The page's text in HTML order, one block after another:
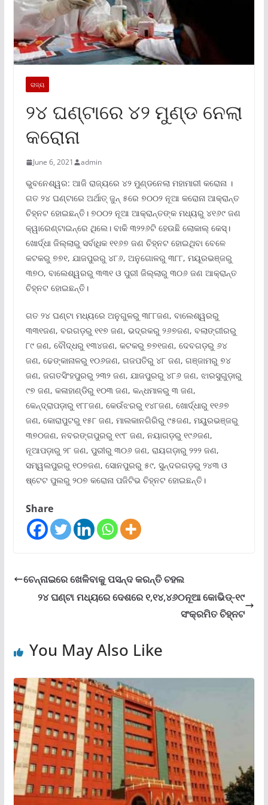
ରାଜ୍ୟ
୨୪ ଘଣ୍ଟାରେ ୪୨ ମୁଣ୍ଡ ନେଲା
କରୋନା
June 6, 2021 admin
ଭୁବନେଶ୍ୱର: ଆଜି ରାଜ୍ୟରେ ୪୨ ମୁଣ୍ଡନେଲା ମହାମାରୀ କରୋନା ।
ଗତ ୨୪ ଘଣ୍ଟାରେ ଅର୍ଥାତ୍ ଜୁନ୍ ୫ରେ ୭୦୦୨ ନୂଆ କରୋନା ଆକ୍ରାନ୍ତ
ଚିହ୍ନଟ ହୋଇଛନ୍ତି। ୭୦୦୨ ନୂଆ ଆକ୍ରାନ୍ତଙ୍କ ମଧ୍ୟରୁ ୪୧୬୯ ଜଣ
କ୍ୱାରେଣ୍ଟାଇନ୍ରେ ଥିଲେ। ବାକି ୩୨୨୬ଟି ହେଉଛି ଲୋକାଲ୍ କେସ୍।
ଖୋର୍ଦ୍ଧା ଜିଲ୍ଲାରୁ ସର୍ବାଧିକ ୧୧୬୭ ଜଣ ଚିହ୍ନଟ ହୋଇଥିବା ବେଳେ
କଟକରୁ ୭୭୧, ଯାଜପୁରରୁ ୪୮୬, ଅନୁଗୋଳରୁ ୩୮୮, ମୟୂରଭଞ୍ଜରୁ
୩୭୦, ବାଲେଶ୍ୱରରୁ ୩୩୧ ଓ ପୁରୀ ଜିଲ୍ଲାରୁ ୩୦୬ ଜଣ ଆକ୍ରାନ୍ତ
ଚିହ୍ନଟ ହୋଇଛନ୍ତି।
ଗତ ୨୪ ଘଣ୍ଟା ମଧ୍ୟରେ ଅନୁଗୁଳରୁ ୩୮୮ଜଣ, ବାଲେଶ୍ୱରରୁ
୩୩୧ଜଣ, ବରଗଡ଼ରୁ ୧୧୭ ଜଣ, ଭଦ୍ରକରୁ ୨୬୭ଜଣ, ବଲାଙ୍ଗୀରରୁ
୮୯ ଜଣ, ବୌଦ୍ଧରୁ ୧୩୪ଜଣ, କଟକରୁ ୭୭୧ଜଣ, ଦେବଗଡ଼ରୁ ୬୪
ଜଣ, ଢେଙ୍କାନାଳରୁ ୧୦୬ଜଣ, ଗଜପତିରୁ ୪୮ ଜଣ, ଗଞ୍ଜାମରୁ ୭୪
ଜଣ, ଜଗତସିଂହପୁରରୁ ୨୩୨ ଜଣ, ଯାଜପୁରରୁ ୪୮୬ ଜଣ, ଝାରସୁଗୁଡ଼ାରୁ
୯୭ ଜଣ, କଳାହାଣ୍ଡିରୁ ୧୦୩ ଜଣ, କନ୍ଧମାଳରୁ ୩ ଜଣ,
କେନ୍ଦ୍ରାପଡ଼ାରୁ ୧୮୮ଜଣ, କେଉଁଝରରୁ ୧୪୮ଜଣ, ଖୋର୍ଦ୍ଧାରୁ ୧୧୬୭
ଜଣ, କୋରାପୁଟରୁ ୧୫୮ ଜଣ, ମାଲକାନଗିରିରୁ ୯୫ଜଣ, ମୟୁରଭଞ୍ଜରୁ
୩୭୦ଜଣ, ନବରଙ୍ଗପୁରରୁ ୧୯୮ ଜଣ, ନୟାଗଡ଼ରୁ ୧୯୬ଜଣ,
ନୂଆପଡ଼ାରୁ ୨୮ ଜଣ, ପୁରୀରୁ ୩୦୬ ଜଣ, ରାୟଗଡ଼ାରୁ ୨୨୨ ଜଣ,
ସମ୍ୱଲପୁରରୁ ୧୦୭ଜଣ, ସୋନପୁରରୁ ୫୯, ସୁନ୍ଦରଗଡ଼ରୁ ୨୪୩ ଓ
ଷ୍ଟେଟ ପୁଲରୁ ୨୦୭ କରୋନା ପଜିଟିଭ ଚିହ୍ନଟ ହୋଇଛନ୍ତି।
Share
ଚେନ୍ନାଇରେ ଖେଳିବାକୁ ପସନ୍ଦ କରନ୍ତି ଚହଲ
୨୪ ଘଣ୍ଟା ମଧ୍ୟରେ ଦେଶରେ ୧,୧୪,୪୬୦ନୂଆ କୋଭିଡ୍-୧୯
ସଂକ୍ରମିତ ଚିହ୍ନଟ
You May Also Like